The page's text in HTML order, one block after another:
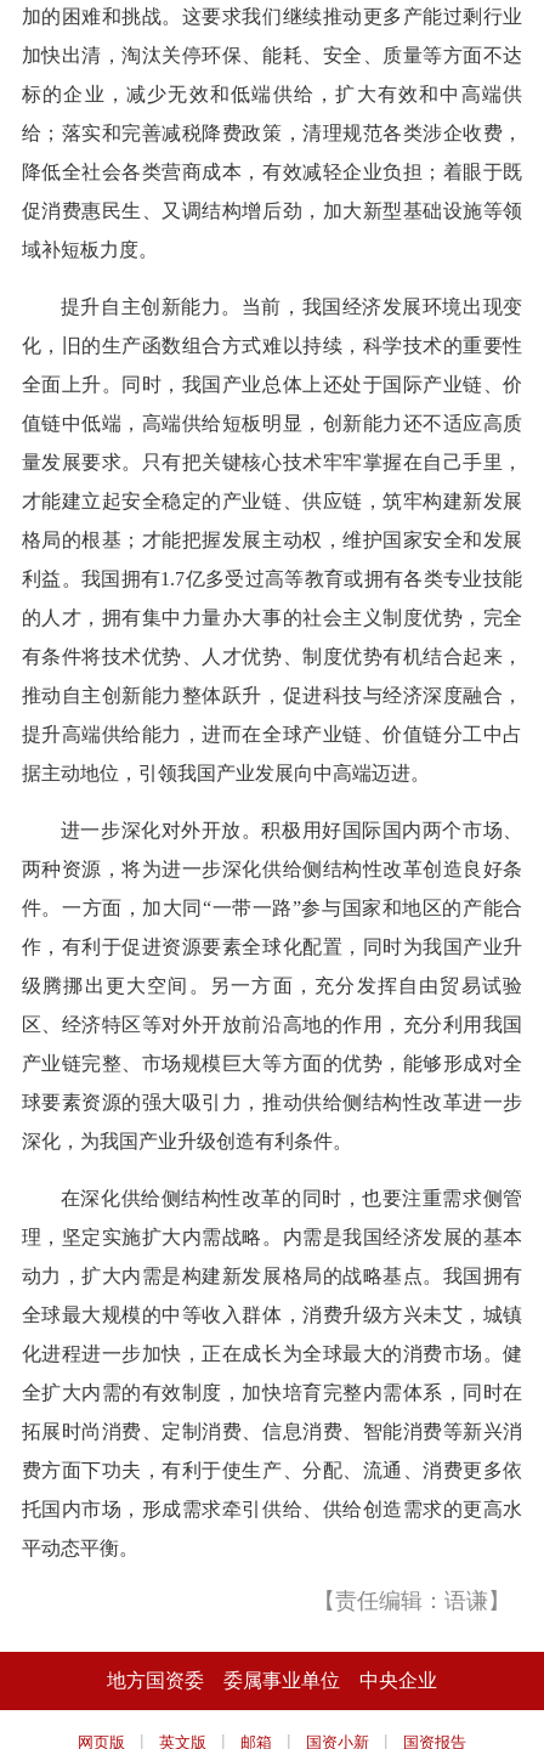
加的困难和挑战。这要求我们继续推动更多产能过剩行业
加快出清，淘汰关停环保、能耗、安全、质量等方面不达
标的企业，减少无效和低端供给，扩大有效和中高端供
给；落实和完善减税降费政策，清理规范各类涉企收费，
降低全社会各类营商成本，有效减轻企业负担；着眼于既
促消费惠民生、又调结构增后劲，加大新型基础设施等领
域补短板力度。
提升自主创新能力。当前，我国经济发展环境出现变
化，旧的生产函数组合方式难以持续，科学技术的重要性
全面上升。同时，我国产业总体上还处于国际产业链、价
值链中低端，高端供给短板明显，创新能力还不适应高质
量发展要求。只有把关键核心技术牢牢掌握在自己手里，
才能建立起安全稳定的产业链、供应链，筑牢构建新发展
格局的根基；才能把握发展主动权，维护国家安全和发展
利益。我国拥有1.7亿多受过高等教育或拥有各类专业技能
的人才，拥有集中力量办大事的社会主义制度优势，完全
有条件将技术优势、人才优势、制度优势有机结合起来，
推动自主创新能力整体跃升，促进科技与经济深度融合，
提升高端供给能力，进而在全球产业链、价值链分工中占
据主动地位，引领我国产业发展向中高端迈进。
进一步深化对外开放。积极用好国际国内两个市场、
两种资源，将为进一步深化供给侧结构性改革创造良好条
件。一方面，加大同“一带一路”参与国家和地区的产能合
作，有利于促进资源要素全球化配置，同时为我国产业升
级腾挪出更大空间。另一方面，充分发挥自由贸易试验
区、经济特区等对外开放前沿高地的作用，充分利用我国
产业链完整、市场规模巨大等方面的优势，能够形成对全
球要素资源的强大吸引力，推动供给侧结构性改革进一步
深化，为我国产业升级创造有利条件。
在深化供给侧结构性改革的同时，也要注重需求侧管
理，坚定实施扩大内需战略。内需是我国经济发展的基本
动力，扩大内需是构建新发展格局的战略基点。我国拥有
全球最大规模的中等收入群体，消费升级方兴未艾，城镇
化进程进一步加快，正在成长为全球最大的消费市场。健
全扩大内需的有效制度，加快培育完整内需体系，同时在
拓展时尚消费、定制消费、信息消费、智能消费等新兴消
费方面下功夫，有利于使生产、分配、流通、消费更多依
托国内市场，形成需求牵引供给、供给创造需求的更高水
平动态平衡。
【责任编辑：语谦】
地方国资委 委属事业单位 中央企业
网页版 | 英文版 | 邮箱 | 国资小新 | 国资报告